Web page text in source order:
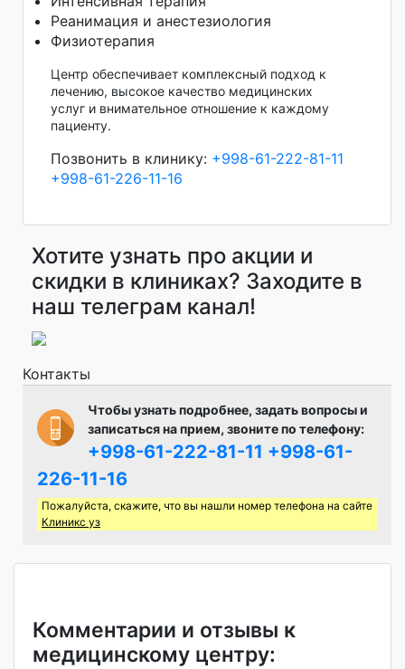
Реанимация и анестезиология
Физиотерапия
Центр обеспечивает комплексный подход к
лечению, высокое качество медицинских
услуг и внимательное отношение к каждому
пациенту.
Позвонить в клинику: +998-61-222-81-11
+998-61-226-11-16
Хотите узнать про акции и
скидки в клиниках? Заходите в
наш телеграм канал!
Контакты
Чтобы узнать подробнее, задать вопросы и
записаться на прием, звоните по телефону:
+998-61-222-81-11 +998-61-
226-11-16
Пожалуйста, скажите, что вы нашли номер телефона на сайте
Клиникс уз
Комментарии и отзывы к
медицинскому центру: